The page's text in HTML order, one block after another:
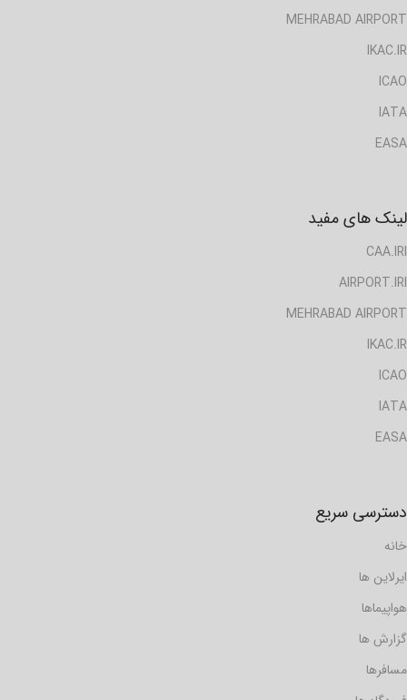
MEHRABAD AIRPORT
IKAC.IR
ICAO
IATA
EASA
لینک های مفید
CAA.IRI
AIRPORT.IRI
MEHRABAD AIRPORT
IKAC.IR
ICAO
IATA
EASA
دسترسی سریع
خانه
ایرلاین ها
هواپیماها
گزارش ها
مسافرها